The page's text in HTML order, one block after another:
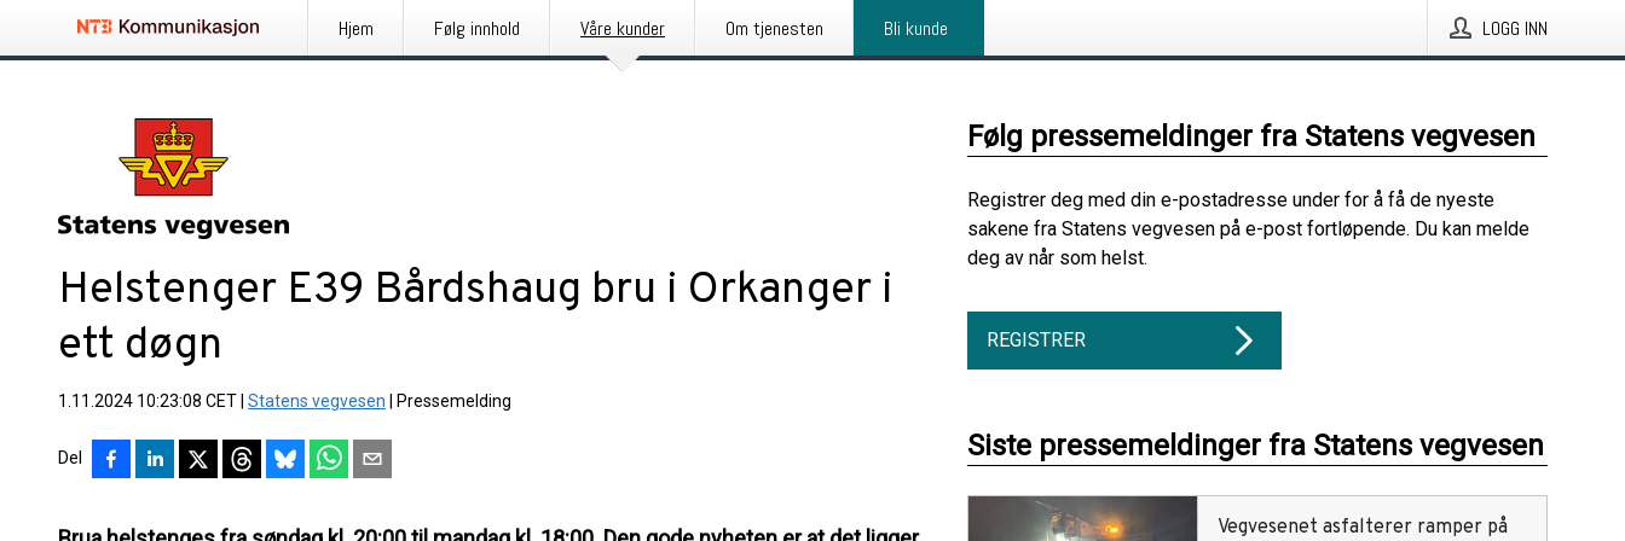
Hjem Følg innhold Våre kunder Om tjenesten Bli kunde LOGG INN
Helstenger E39 Bårdshaug bru i Orkanger i
ett døgn
1.11.2024 10:23:08 CET Statens vegvesen Pressemelding
Del
Følg pressemeldinger fra Statens vegvesen
Registrer deg med din e-postadresse under for å få de nyeste
sakene fra Statens vegvesen på e-post fortløpende. Du kan melde
deg av når som helst.
REGISTRER
Siste pressemeldinger fra Statens vegvesen
Vegvesenet asfalterer ramper på